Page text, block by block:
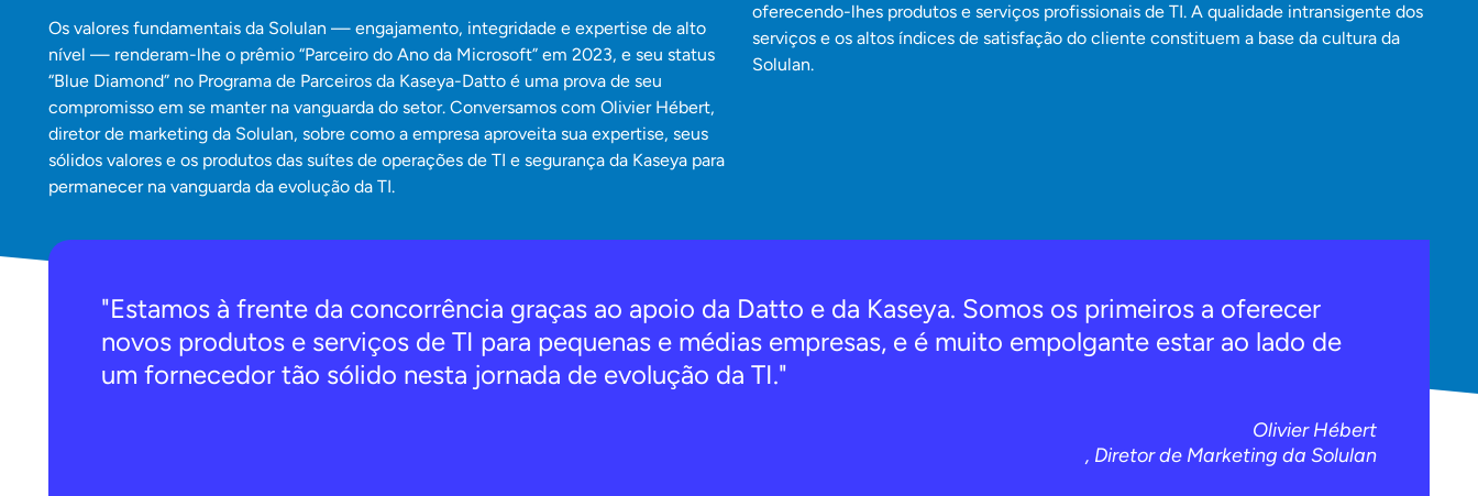
Os valores fundamentais da Solulan — engajamento, integridade e expertise de alto
nível — renderam-lhe o prêmio “Parceiro do Ano da Microsoft” em 2023, e seu status
“Blue Diamond” no Programa de Parceiros da Kaseya-Datto é uma prova de seu
compromisso em se manter na vanguarda do setor. Conversamos com Olivier Hébert,
diretor de marketing da Solulan, sobre como a empresa aproveita sua expertise, seus
sólidos valores e os produtos das suítes de operações de TI e segurança da Kaseya para
permanecer na vanguarda da evolução da TI.
oferecendo-lhes produtos e serviços profissionais de TI. A qualidade intransigente dos
serviços e os altos índices de satisfação do cliente constituem a base da cultura da
Solulan.
"Estamos à frente da concorrência graças ao apoio da Datto e da Kaseya. Somos os primeiros a oferecer
novos produtos e serviços de TI para pequenas e médias empresas, e é muito empolgante estar ao lado de
um fornecedor tão sólido nesta jornada de evolução da TI."
Olivier Hébert
, Diretor de Marketing da Solulan